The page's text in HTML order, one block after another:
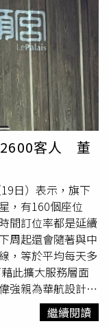
明(26)日00:00起
發指定33個航線
線為2023年12月
)！長榮航空無限
折購票優惠，促銷
(未稅)、湛藍海水
等你吃，親子同
)、探訪世界文化
上桂林」下龍灣
尋幽訪勝桃園-杭
亞，韓流時尚桃
聖桃園-東京
「時尚之都」桃
饗宴」桃園-巴黎
桃園-維也納
看頭，桃園-舊金山
元起(含
2023年5月29日晚
至2024年3月30
惠促銷價；旅展
4月21日上線的
品酒店頤宮中餐
強拿手菜發想料理
別提醒說，「旅客
三星餐」。不過，
開放給商務艙旅
經濟艙的數量上，
提到之後會試航點
出吸睛料理，圖
藝。（圖／李蕙
84.58億元，月增
南亞客運需求暢
、河內及新開航
幅度最多區域；
現。3月貨運收入
工、復產及季末
局勢動盪不穩，
守氛圍。華航機上
航線推出豪華商務
店「燈燈庵」餐
2600客人 董
日）表示，旗下
，有160個座位
間訂位率都是延續
周起還會隨著與中
，等於平均每天多
此擴大服務層面
強親為華航設計的
華商務艙的主菜「芋
宮中餐廳從4月21
繼續閱讀